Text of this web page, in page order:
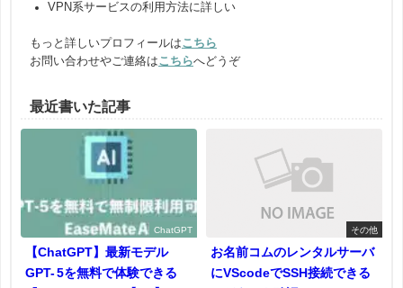
VPN系サービスの利用方法に詳しい
もっと詳しいプロフィールはこちら
お問い合わせやご連絡はこちらへどうぞ
最近書いた記事
ChatGPT
【ChatGPT】最新モデル
GPT- 5を無料で体験できる
その他
お名前コムのレンタルサーバ
にVScodeでSSH接続できる